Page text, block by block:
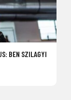
BEN SZILAGYI